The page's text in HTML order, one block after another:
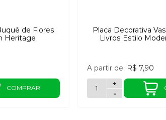
de Flores
Heritage
COMPRAR
Placa Decorativa
Livros Estilo
A partir de: R$ 7,90
-
+